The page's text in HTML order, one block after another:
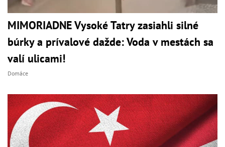
MIMORIADNE Vysoké Tatry zasiahli silné
búrky a prívalové dažde: Voda v mestách sa
valí ulicami!
Domáce